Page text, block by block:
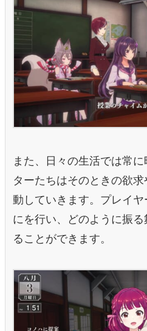
また、日々の生活では常
ターたちはそのときの欲
動していきます。プレイ
にを行い、どのように振
ることができます。